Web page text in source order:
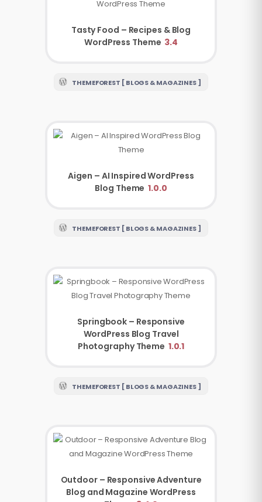
Tasty Food – Recipes & Blog
WordPress Theme 3.4
THEMEFOREST [ BLOGS & MAGAZINES ]
Aigen – AI Inspired WordPress
Blog Theme 1.0.0
THEMEFOREST [ BLOGS & MAGAZINES ]
Springbook – Responsive
WordPress Blog Travel
Photography Theme 1.0.1
THEMEFOREST [ BLOGS & MAGAZINES ]
Outdoor – Responsive Adventure
Blog and Magazine WordPress